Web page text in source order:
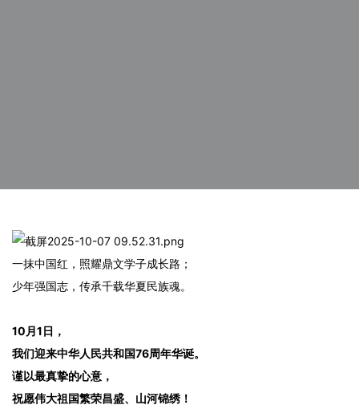
一抹中国红，照耀鼎文学子成长路；
少年强国志，传承千载华夏民族魂。
10月1日，
我们迎来中华人民共和国76周年华诞。
谨以最真挚的心意，
祝愿伟大祖国繁荣昌盛、山河锦绣！